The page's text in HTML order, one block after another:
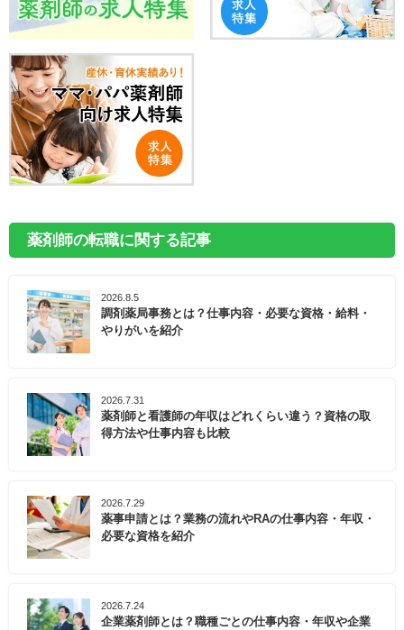
薬剤師の転職に関する記事
2026.8.5
調剤薬局事務とは？仕事内容・必要な資格・給料・
やりがいを紹介
2026.7.31
薬剤師と看護師の年収はどれくらい違う？資格の取
得方法や仕事内容も比較
2026.7.29
薬事申請とは？業務の流れやRAの仕事内容・年収・
必要な資格を紹介
2026.7.24
企業薬剤師とは？職種ごとの仕事内容・年収や企業